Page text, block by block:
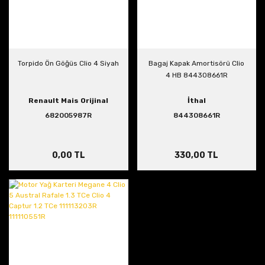
Torpido Ön Göğüs Clio 4 Siyah
Renault Mais Orijinal
682005987R
0,00 TL
Bagaj Kapak Amortisörü Clio
4 HB 844308661R
İthal
844308661R
330,00 TL